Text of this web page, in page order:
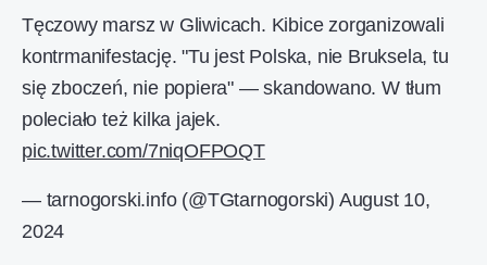
Tęczowy marsz w Gliwicach. Kibice zorganizowali
kontrmanifestację. "Tu jest Polska, nie Bruksela, tu
się zboczeń, nie popiera" — skandowano. W tłum
poleciało też kilka jajek.
pic.twitter.com/7niqOFPOQT
— tarnogorski.info (@TGtarnogorski) August 10,
2024